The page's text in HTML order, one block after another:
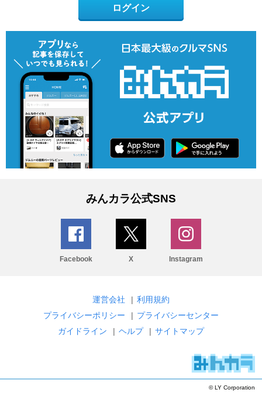
ログイン
みんカラ公式SNS
Facebook X Instagram
運営会社 | 利用規約
プライバシーポリシー
| プライバシーセンター
ガイドライン
| ヘルプ | サイトマップ
© LY Corporation